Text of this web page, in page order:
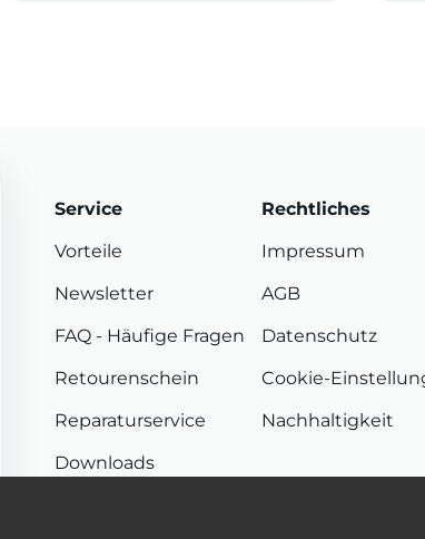
Service
Vorteile
Newsletter
FAQ - Häufige Fragen
Retourenschein
Reparaturservice
Downloads
Rechtliches
Impressum
AGB
Datenschutz
Cookie-
Nachhaltigkeit